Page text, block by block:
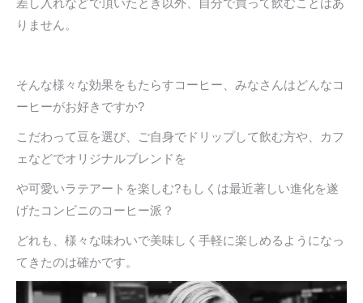
差し入れなどで頂いたとき以外、自分で買って飲むことはあ
りません。
そんな様々な効果をもたらすコーヒー、みなさんはどんなコ
ーヒーがお好きですか?
こだわって豆を選び、ご自身でドリップして飲む方や、カフ
ェなどでオリジナルブレンドを
や可愛いラテアートを楽しむ?もしくは最近著しい進化を遂
げたコンビニのコーヒー派？
どれも、様々な味わいで美味しく手軽に楽しめるようになっ
てきたのは確かです。